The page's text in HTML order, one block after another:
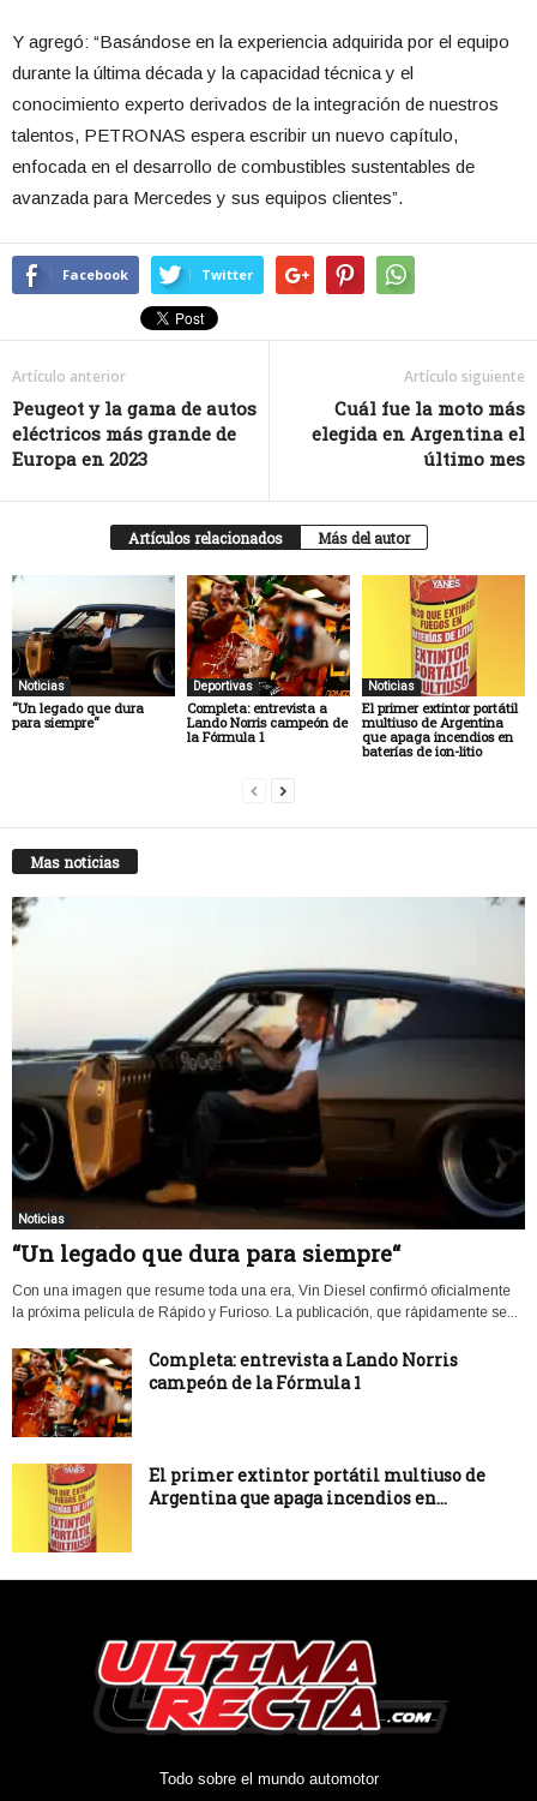
Y agregó: “Basándose en la experiencia adquirida por el equipo
durante la última década y la capacidad técnica y el
conocimiento experto derivados de la integración de nuestros
talentos, PETRONAS espera escribir un nuevo capítulo,
enfocada en el desarrollo de combustibles sustentables de
avanzada para Mercedes y sus equipos clientes”.
Facebook Twitter
Artículo anterior
Peugeot y la gama de autos
eléctricos más grande de
Europa en 2023
Artículo siguiente
Cuál fue la moto más
elegida en Argentina el
último mes
Artículos relacionados Más del autor
Noticias
“Un legado que dura
para siempre“
Deportivas
Completa: entrevista a
Lando Norris campeón de
la Fórmula 1
Noticias
El primer extintor portátil
multiuso de Argentina
que apaga incendios en
baterías de ion-litio
Mas noticias
Noticias
“Un legado que dura para siempre“
Con una imagen que resume toda una era, Vin Diesel confirmó oficialmente
la próxima película de Rápido y Furioso. La publicación, que rápidamente se...
Completa: entrevista a Lando Norris
campeón de la Fórmula 1
El primer extintor portátil multiuso de
Argentina que apaga incendios en...
Todo sobre el mundo automotor